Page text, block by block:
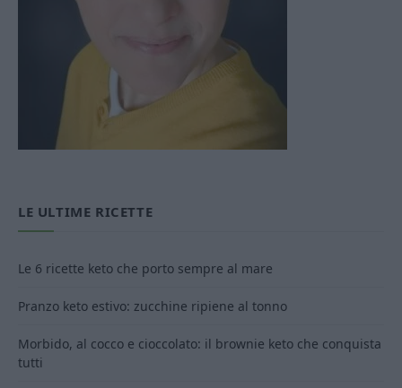
LE ULTIME RICETTE
Le 6 ricette keto che porto sempre al mare
Pranzo keto estivo: zucchine ripiene al tonno
Morbido, al cocco e cioccolato: il brownie keto che conquista
tutti